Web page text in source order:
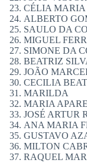
CÉLIA MARIA
ALBERTO
SAULO DA
MIGUEL
SIMONE DA
BEATRIZ
JOÃO
CECILIA
MARILDA
MARIA
JOSÉ ARTUR
ANA MARIA
GUSTAVO
MILTON
RAQUEL